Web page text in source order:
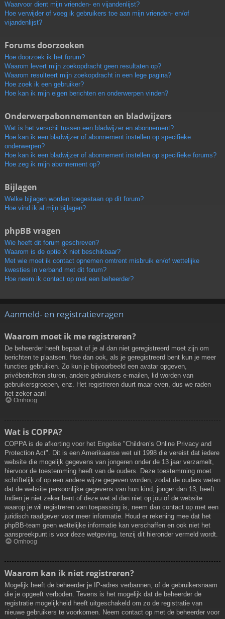
Waarvoor dient mijn vrienden- en vijandenlijst?
Hoe verwijder of voeg ik gebruikers toe aan mijn vrienden- en/of
vijandenlijst?
Forums doorzoeken
Hoe doorzoek ik het forum?
Waarom levert mijn zoekopdracht geen resultaten op?
Waarom resulteert mijn zoekopdracht in een lege pagina?
Hoe zoek ik een gebruiker?
Hoe kan ik mijn eigen berichten en onderwerpen vinden?
Onderwerpabonnementen en bladwijzers
Wat is het verschil tussen een bladwijzer en abonnement?
Hoe kan ik een bladwijzer of abonnement instellen op specifieke
onderwerpen?
Hoe kan ik een bladwijzer of abonnement instellen op specifieke forums?
Hoe zeg ik mijn abonnement op?
Bijlagen
Welke bijlagen worden toegestaan op dit forum?
Hoe vind ik al mijn bijlagen?
phpBB vragen
Wie heeft dit forum geschreven?
Waarom is de optie X niet beschikbaar?
Met wie moet ik contact opnemen omtrent misbruik en/of wettelijke
kwesties in verband met dit forum?
Hoe neem ik contact op met een beheerder?
Aanmeld- en registratievragen
Waarom moet ik me registreren?
De beheerder heeft bepaalt of je al dan niet geregistreerd moet zijn om
berichten te plaatsen. Hoe dan ook, als je geregistreerd bent kun je meer
functies gebruiken. Zo kun je bijvoorbeeld een avatar opgeven,
privéberichten sturen, andere gebruikers e-mailen, lid worden van
gebruikersgroepen, enz. Het registreren duurt maar even, dus we raden
het zeker aan!
Omhoog
Wat is COPPA?
COPPA is de afkorting voor het Engelse "Children’s Online Privacy and
Protection Act". Dit is een Amerikaanse wet uit 1998 die vereist dat iedere
website die mogelijk gegevens van jongeren onder de 13 jaar verzamelt,
hiervoor de toestemming heeft van de ouders. Deze toestemming moet
schriftelijk of op een andere wijze gegeven worden, zodat de ouders weten
dat de website persoonlijke gegevens van hun kind, jonger dan 13, heeft.
Indien je niet zeker bent of deze wet al dan niet op jou of de website
waarop je wil registreren van toepassing is, neem dan contact op met een
juridisch raadgever voor meer informatie. Houd er rekening mee dat het
phpBB-team geen wettelijke informatie kan verschaffen en ook niet het
aanspreekpunt is voor deze wetgeving, tenzij dit hieronder vermeld wordt.
Omhoog
Waarom kan ik niet registreren?
Mogelijk heeft de beheerder je IP-adres verbannen, of de gebruikersnaam
die je opgeeft verboden. Tevens is het mogelijk dat de beheerder de
registratie mogelijkheid heeft uitgeschakeld om zo de registratie van
nieuwe gebruikers te voorkomen. Neem contact op met de beheerder voor